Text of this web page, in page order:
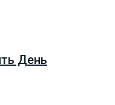
День